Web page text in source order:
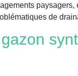
de